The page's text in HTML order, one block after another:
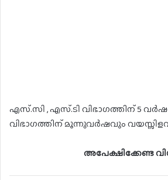
എസ്.സി , എസ്.ടി വിഭാഗത്തിന് 5
വിഭാഗത്തിന് മൂന്നുവർഷവും വയസ്സിളവ്
അപേക്ഷിക്കേണ്ട